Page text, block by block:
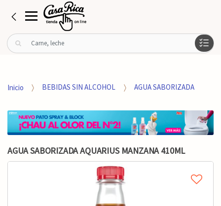
B
u
r
o
:
Inicio BEBIDAS SIN ALCOHOL AGUA SABORIZADA
AGUA SABORIZADA AQUARIUS MANZANA 410ML